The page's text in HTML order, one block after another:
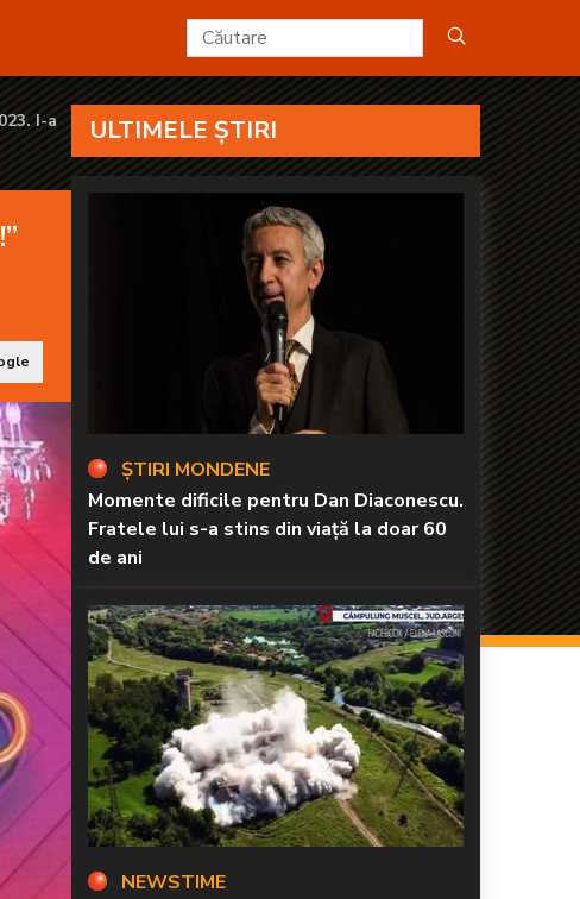
de o colegă” - KANAL D2
I-a
ULTIMELE ȘTIRI
ȘTIRI MONDENE
Momente dificile pentru Dan Diaconescu.
Fratele lui s-a stins din viață la doar 60
de ani
NEWSTIME